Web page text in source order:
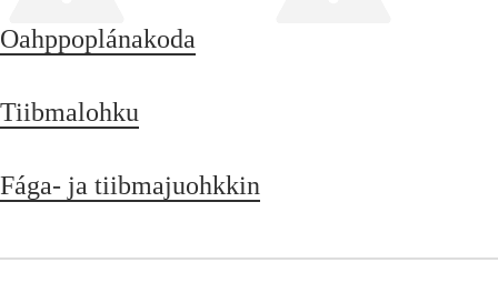
Oahppoplánakoda
Tiibmalohku
Fága- ja tiibmajuohkkin